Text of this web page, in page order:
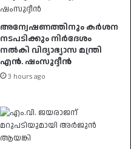
അന്വേഷണത്തിനും കർശന
നടപടിക്കും നിർദേശം
നൽകി വിദ്യാഭ്യാസ മന്ത്രി
എൻ. ഷംസുദ്ദീൻ
3 hours ago